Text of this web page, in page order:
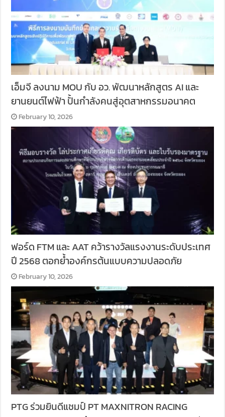
เอ็มจี ลงนาม MOU กับ อว. พัฒนาหลักสูตร AI และ
ยานยนต์ไฟฟ้า ปั้นกำลังคนสู่อุตสาหกรรมอนาคต
February 10, 2026
ฟอร์ด FTM และ AAT คว้ารางวัลแรงงานระดับประเทศ
ปี 2568 ตอกย้ำองค์กรต้นแบบความปลอดภัย
February 10, 2026
PTG ร่วมยินดีแชมป์ PT MAXNITRON RACING